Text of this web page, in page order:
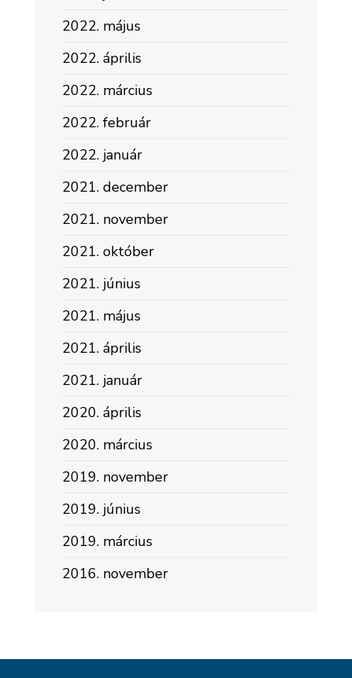
2022. május
2022. április
2022. március
2022. február
2022. január
2021. december
2021. november
2021. október
2021. június
2021. május
2021. április
2021. január
2020. április
2020. március
2019. november
2019. június
2019. március
2016. november